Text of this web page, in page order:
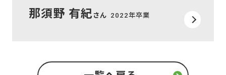
那須野 有紀 さん 2022年卒業